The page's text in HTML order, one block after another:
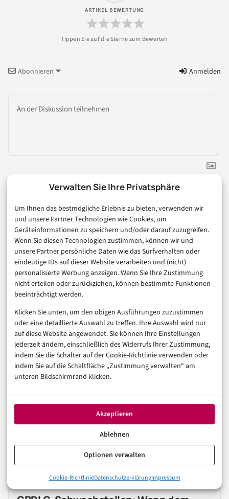
Verwalten Sie Ihre Privatsphäre
Um Ihnen das bestmögliche Erlebnis zu bieten, verwenden wir
und unsere Partner Technologien wie Cookies, um
Geräteinformationen zu speichern und/oder darauf zuzugreifen.
Wenn Sie diesen Technologien zustimmen, können wir und
unsere Partner persönliche Daten wie das Surfverhalten oder
eindeutige IDs auf dieser Website verarbeiten und (nicht)
personalisierte Werbung anzeigen. Wenn Sie Ihre Zustimmung
nicht erteilen oder zurückziehen, können bestimmte Funktionen
beeinträchtigt werden.
Klicken Sie unten, um den obigen Ausführungen zuzustimmen
oder eine detaillierte Auswahl zu treffen. Ihre Auswahl wird nur
auf diese Website angewendet. Sie können Ihre Einstellungen
jederzeit ändern, einschließlich des Widerrufs Ihrer Zustimmung,
indem Sie die Schalter auf der Cookie-Richtlinie verwenden oder
indem Sie auf die Schaltfläche „Zustimmung verwalten“ am
unteren Bildschirmrand klicken.
Akzeptieren
Ablehnen
Optionen verwalten
Cookie-RichtlinieDatenschutzerklärungImpressum
ARTIKEL BEWERTUNG
Abonnieren Anmelden
KOMMENTAR
Älteste
Nando Fisher 4 Monate vor
Vielen Dank für den wertvollen Artikel, Angriffe sind mittlerweile
sehr verbreitet, und Nutzer immer noch zuwenig sensibilisiert, nicht
wenige Leute älteren Semesters schlichtweg überfordert.
0